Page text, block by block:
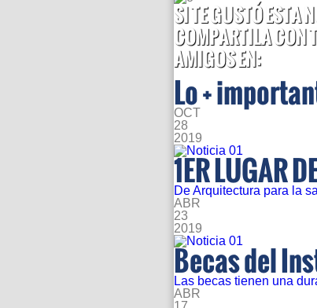
SI TE GUSTÓ ESTA
COMPARTILA CON
AMIGOS EN:
Lo +
OCT
28
2019
1ER LUGAR
De Arquitectura para la
ABR
23
2019
Becas del
Las becas tienen una
ABR